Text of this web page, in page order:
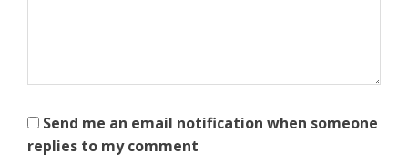
Send me an email notification when someone
replies to my comment